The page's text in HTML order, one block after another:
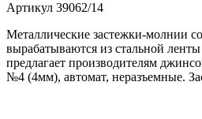
Артикул 39062/14
Металлические застежки-молнии
вырабатываются из стальной
предлагает производителям
№4 (4мм), автомат, неразъемные.